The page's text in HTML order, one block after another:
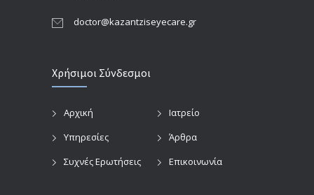
doctor@kazantziseyecare.gr
Χρήσιμοι Σύνδεσμοι
Αρχική
Ιατρείο
Υπηρεσίες
Άρθρα
Συχνές Ερωτήσεις
Επικοινωνία